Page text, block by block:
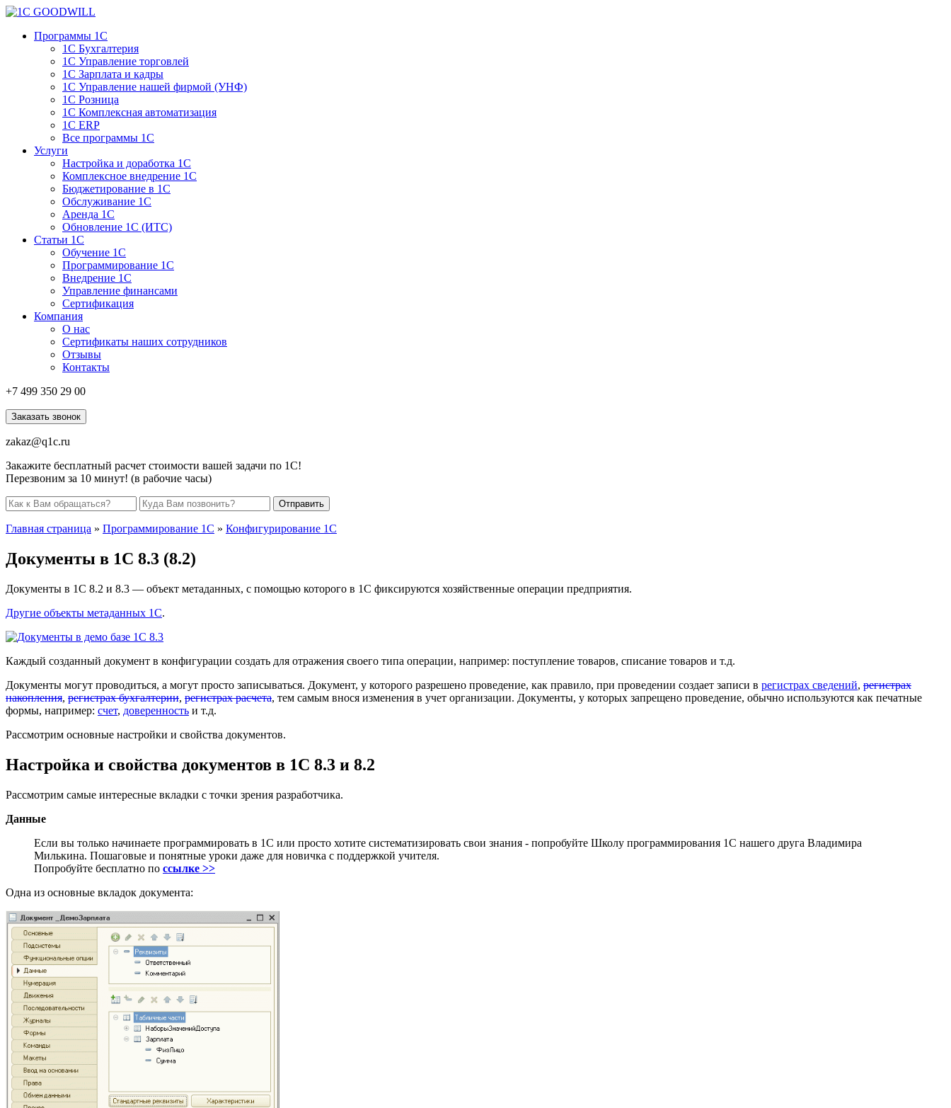
Программы 1С
1С Бухгалтерия
1С Управление торговлей
1С Зарплата и кадры
1С Управление нашей фирмой (УНФ)
1С Розница
1С Комплексная автоматизация
1С ERP
Все программы 1С
Услуги
Настройка и доработка 1С
Комплексное внедрение 1С
Бюджетирование в 1С
Обслуживание 1С
Аренда 1С
Обновление 1С (ИТС)
Статьи 1С
Обучение 1С
Программирование 1С
Внедрение 1С
Управление финансами
Сертификация
Компания
О нас
Сертификаты наших сотрудников
Отзывы
Контакты
+7 499 350 29 00
Заказать звонок
zakaz@q1c.ru
Закажите бесплатный расчет стоимости вашей задачи по 1С!
Перезвоним за 10 минут! (в рабочие часы)
Отправить
Главная страница » Программирование 1С » Конфигурирование 1С
Документы в 1С 8.3 (8.2)
Документы в 1С 8.2 и 8.3 — объект метаданных, с помощью которого в 1С фиксируются хозяйственные операции предприятия.
Другие объекты метаданных 1С.
Каждый созданный документ в конфигурации создать для отражения своего типа операции, например: поступление товаров, списание товаров и т.д.
Документы могут проводиться, а могут просто записываться. Документ, у которого разрешено проведение, как правило, при проведении создает записи в регистрах сведений, регистрах
накопления, регистрах бухгалтерии, регистрах расчета, тем самым внося изменения в учет организации. Документы, у которых запрещено проведение, обычно используются как печатные
формы, например: счет, доверенность и т.д.
Рассмотрим основные настройки и свойства документов.
Настройка и свойства документов в 1C 8.3 и 8.2
Рассмотрим самые интересные вкладки с точки зрения разработчика.
Данные
Если вы только начинаете программировать в 1С или просто хотите систематизировать свои знания - попробуйте Школу программирования 1С нашего друга Владимира
Милькина. Пошаговые и понятные уроки даже для новичка с поддержкой учителя.
Попробуйте бесплатно по ссылке >>
Одна из основные вкладок документа: